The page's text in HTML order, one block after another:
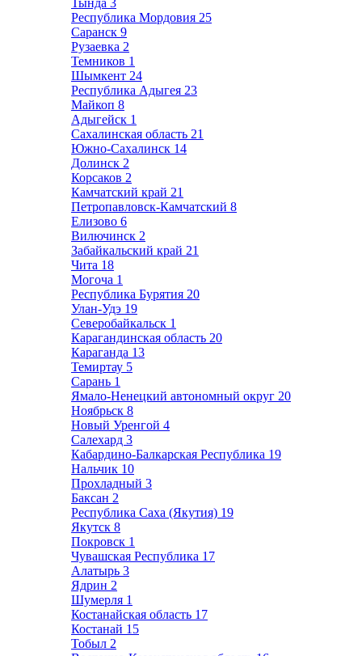
Тында 3
Республика Мордовия 25
Саранск 9
Рузаевка 2
Темников 1
Шымкент 24
Республика Адыгея 23
Майкоп 8
Адыгейск 1
Сахалинская область 21
Южно-Сахалинск 14
Долинск 2
Корсаков 2
Камчатский край 21
Петропавловск-Камчатский 8
Елизово 6
Вилючинск 2
Забайкальский край 21
Чита 18
Могоча 1
Республика Бурятия 20
Улан-Удэ 19
Северобайкальск 1
Карагандинская область 20
Караганда 13
Темиртау 5
Сарань 1
Ямало-Ненецкий автономный округ 20
Ноябрьск 8
Новый Уренгой 4
Салехард 3
Кабардино-Балкарская Республика 19
Нальчик 10
Прохладный 3
Баксан 2
Республика Саха (Якутия) 19
Якутск 8
Покровск 1
Чувашская Республика 17
Алатырь 3
Ядрин 2
Шумерля 1
Костанайская область 17
Костанай 15
Тобыл 2